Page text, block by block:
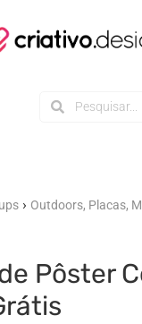
› Outdoors, Placas,
Pôster